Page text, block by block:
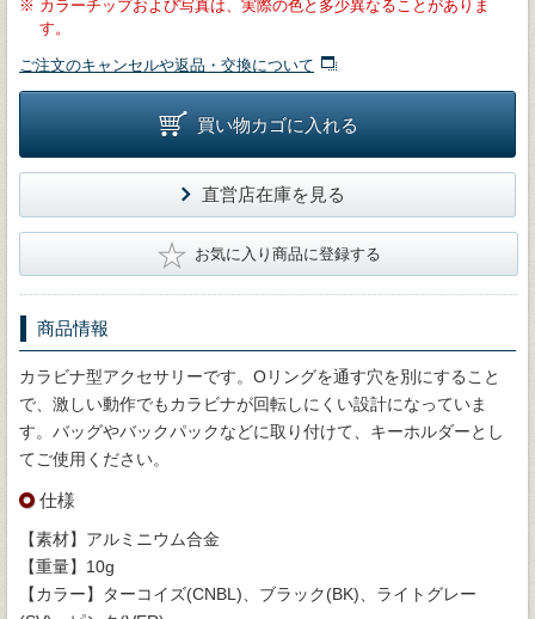
※ カラーチップおよび写真は、実際の色と多少異なることがありま
す。
ご注文のキャンセルや返品・交換について
買い物カゴに入れる
直営店在庫を見る
★ お気に入り商品に登録する
商品情報
カラビナ型アクセサリーです。Oリングを通す穴を別にすること
で、激しい動作でもカラビナが回転しにくい設計になっていま
す。バッグやバックパックなどに取り付けて、キーホルダーとし
てご使用ください。
仕様
【素材】アルミニウム合金
【重量】10g
【カラー】ターコイズ(CNBL)、ブラック(BK)、ライトグレー